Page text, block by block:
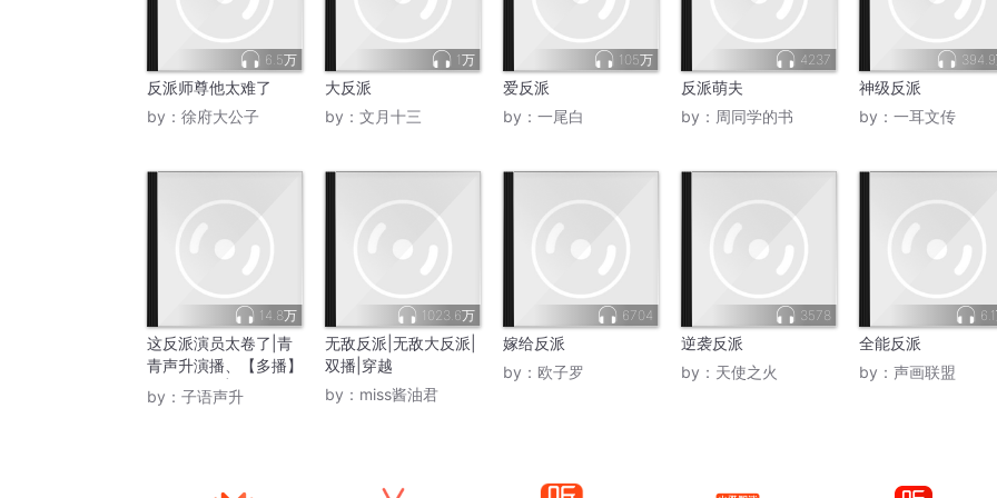
6.5万
反派师尊他太难了
by： 徐府大公子
1万
大反派
by： 文月十三
105万
爱反派
by： 一尾白
4237
反派萌夫
by： 周同学的书
神级反派
by： 一耳文传
14.8万
这反派演员太卷了|青
青声升演播、【多播】
我是大反派|重生反派
by： 子语声升
1023.6万
无敌反派|无敌大反派|
双播|穿越
by： miss酱油君
6704
嫁给反派
by： 欧子罗
3578
逆袭反派
by： 天使之火
全能反派
by： 声画联盟